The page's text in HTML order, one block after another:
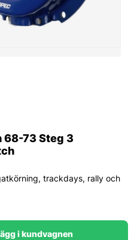
68-73 Steg 3
trackdays, rally och
i kundvagnen